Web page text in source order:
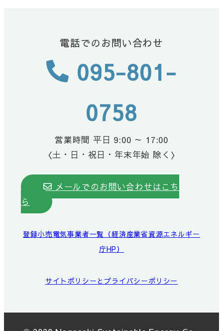
電話でのお問い合わせ
095-801-
0758
営業時間 平日 9:00 ～ 17:00
〈土・日・祝日・年末年始 除く〉
メールでのお問い合わせはこち
ら
登録小売電気事業者一覧（経済産業省資源エネルギー
庁HP）
サイトポリシーとプライバシーポリシー